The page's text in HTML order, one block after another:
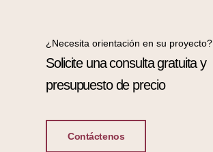
¿Necesita orientación en su proyecto?
Solicite una consulta gratuita y
presupuesto de precio
Contáctenos